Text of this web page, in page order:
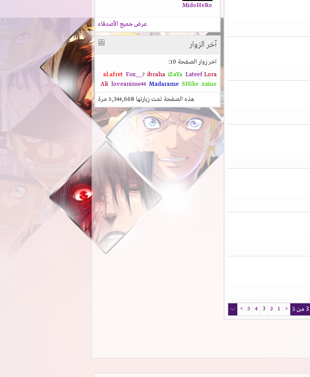
<
1
2
3
4
5
>
MidoHeRo
عرض جميع الأصدقاء
آخر الزوار
اخر زوار الصفحة 10:
al.afret Fox__7 ibraha iZaYa LateefLora
Ali loveanime44 Madarame SHike xaiuo
هذه الصفحة تمت زيارتها 5,344,668 مرة